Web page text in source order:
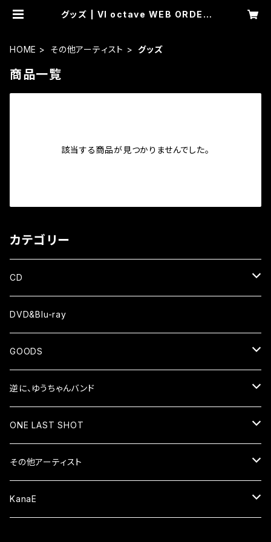
グッズ | VI octave WEB ORDER
HOME その他アーティスト グッズ
商品一覧
該当する商品が見つかりませんでした。
カテゴリー
CD
ALBUM
EP
DVD&Blu-ray
GOODS
シャツ
小物
逆に、ゆうちゃんバンド
CD
ALBUM
EP
DVD&Blu-ray
グッズ
ONE LAST SHOT
CD
ALBUM
DVD&Blu-ray
その他アーティスト
CD
KanaE